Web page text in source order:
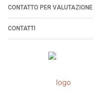
CONTATTO PER VALUTAZIONE
CONTATTI